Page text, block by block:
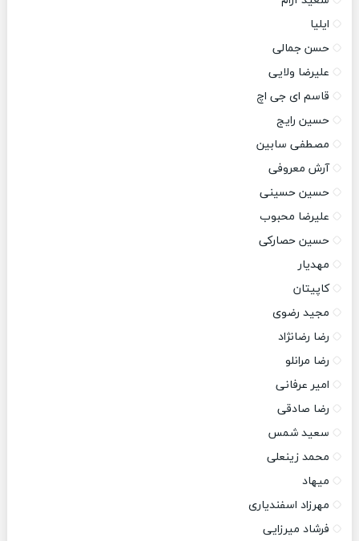
ایلیا
حسن جمالی
علیرضا ولایی
قاسم ای جی اچ
حسین رایج
مصطفی سابین
آرش معروفی
حسین حسینی
علیرضا محبوب
حسین حصارکی
مهدیار
کاپیتان
مجید رضوی
رضا رضانژاد
رضا مرانلو
امیر عرفانی
رضا صادقی
سعید شمس
محمد زینعلی
میهاد
مهرزاد اسفندیاری
فرشاد میرزایی